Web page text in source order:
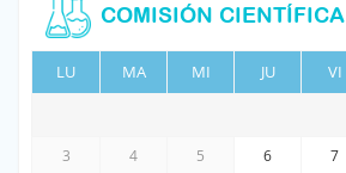
COMISIÓN CIENTÍFICA